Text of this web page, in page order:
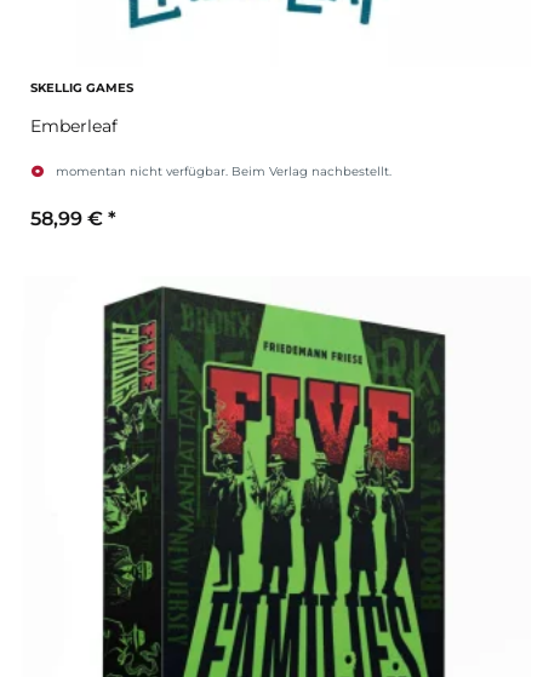
SKELLIG GAMES
Emberleaf
momentan nicht verfügbar. Beim Verlag nachbestellt.
58,99 € *